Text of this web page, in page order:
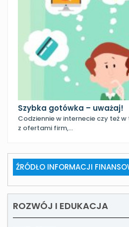
Szybka gotówka – uważaj!
Codziennie w internecie czy też
z ofertami firm,…
ŹRÓDŁO INFORMACJI
ROZWÓJ I EDUKACJA